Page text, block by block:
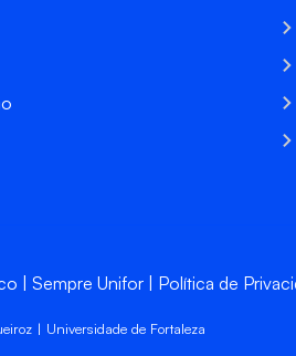
Sempre Unifor Política de
| Universidade de Fortaleza